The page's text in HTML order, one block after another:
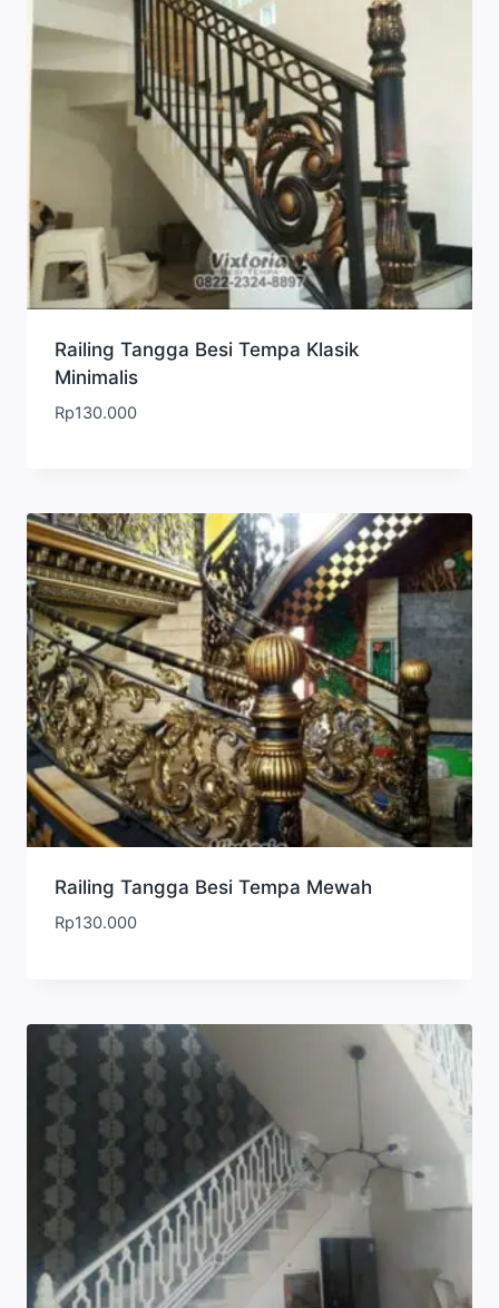
Railing Tangga Besi Tempa Klasik
Minimalis
Rp130.000
Railing Tangga Besi Tempa Mewah
Rp130.000